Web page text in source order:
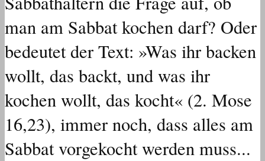
man am Sabbat kochen darf? Oder
bedeutet der Text: »Was ihr backen
wollt, das backt, und was ihr
kochen wollt, das kocht« (2. Mose
16,23), immer noch, dass alles am
Sabbat vorgekocht werden muss...